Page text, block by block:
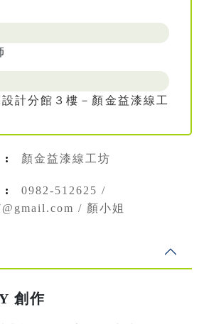
計分館３樓－顏金益漆線工
: 顏金益漆線工坊
:
0982-512625 /
/ 顏小姐
創作